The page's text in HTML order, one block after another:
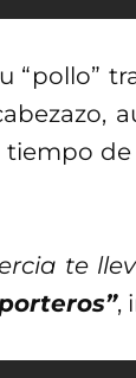
“pollo”
te
,